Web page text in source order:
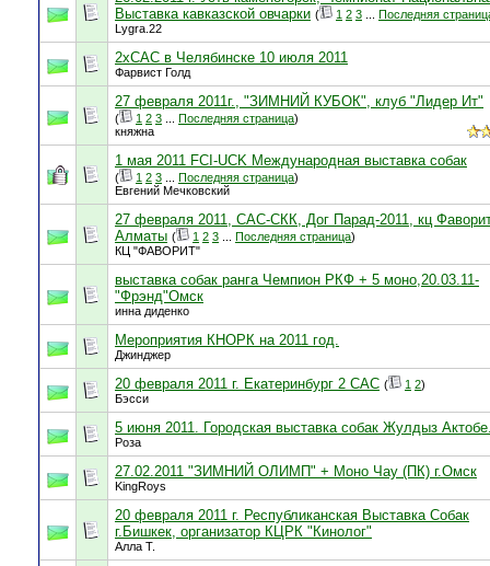
Выставка кавказской овчарки ( 1 2 3
Последняя
Lygra.22
2хСАС в Челябинске 10 июля 2011
Фарвист Голд
27 февраля 2011г., "ЗИМНИЙ КУБОК", клуб "Лидер Ит"
( 1 2 3 Последняя страница)
княжна
1 мая 2011 FCI-UCK Международная выставка собак
( 1 2 3 Последняя страница)
Евгений Мечковский
27 февраля 2011, САС-СКК, Дог Парад-2011, кц
Алматы ( 1 2 3 Последняя страница)
КЦ "ФАВОРИТ"
выставка собак ранга Чемпион РКФ + 5 моно,20.03.11-
"Фрэнд"Омск
инна диденко
Мероприятия КНОРК на 2011 год.
Джинджер
20 февраля 2011 г. Екатеринбург 2 САС ( 1 2)
Бэсси
5 июня 2011. Городская выставка собак Жулдыз
Роза
27.02.2011 "ЗИМНИЙ ОЛИМП" + Моно Чау (ПК) г.Омск
KingRoys
20 февраля 2011 г. Республиканская Выставка Собак
г.Бишкек, организатор КЦРК "Кинолог"
Алла Т.